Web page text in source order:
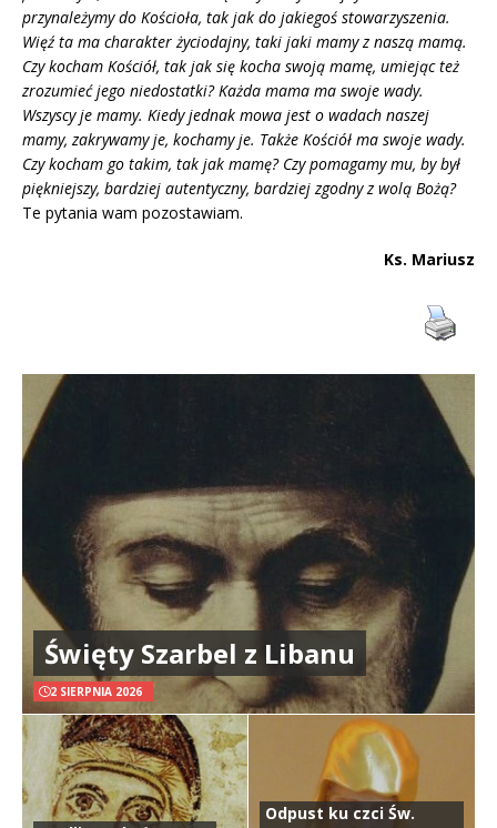
przynależymy do Kościoła, tak jak do jakiegoś stowarzyszenia.
Więź ta ma charakter życiodajny, taki jaki mamy z naszą mamą.
Czy kocham Kościół, tak jak się kocha swoją mamę, umiejąc też
zrozumieć jego niedostatki? Każda mama ma swoje wady.
Wszyscy je mamy. Kiedy jednak mowa jest o wadach naszej
mamy, zakrywamy je, kochamy je. Także Kościół ma swoje wady.
Czy kocham go takim, tak jak mamę? Czy pomagamy mu, by był
piękniejszy, bardziej autentyczny, bardziej zgodny z wolą Bożą?
Te pytania wam pozostawiam.
Ks. Mariusz
Święty Szarbel z Libanu
2 SIERPNIA 2026
Odpust ku czci Św.